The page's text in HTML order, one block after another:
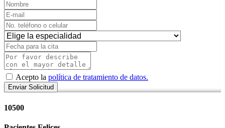
Acepto la política de tratamiento de datos.
10500